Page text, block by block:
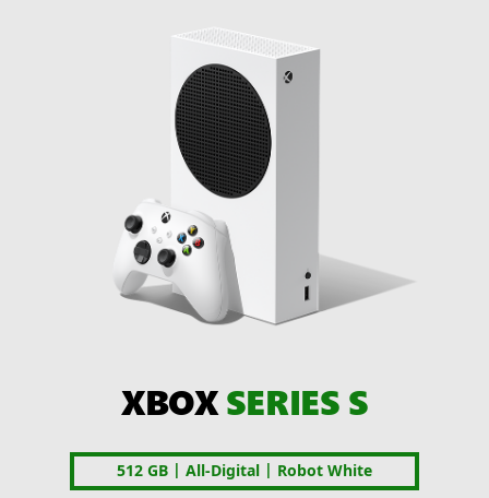
XBOXSERIES S
512 GB | All-Digital | Robot White